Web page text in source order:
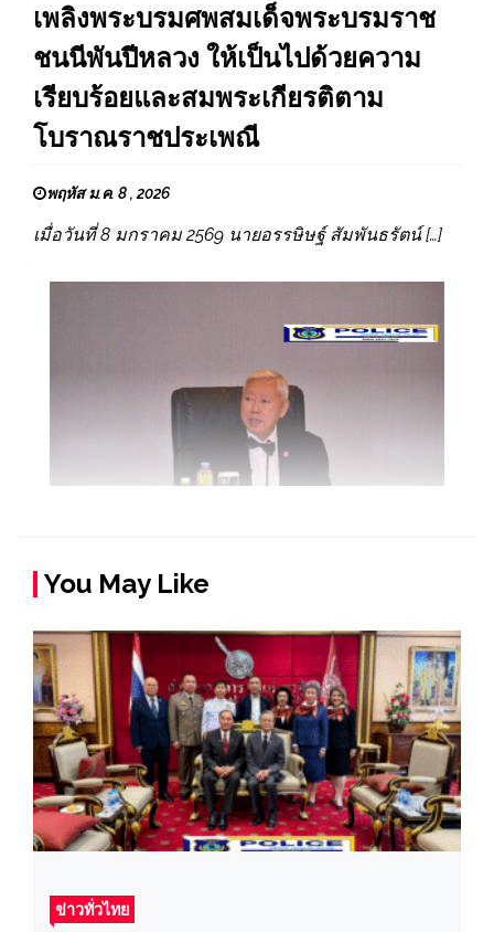
เพลิงพระบรมศพสมเด็จพระบรมราช
ชนนีพันปีหลวง ให้เป็นไปด้วยความ
เรียบร้อยและสมพระเกียรติตาม
โบราณราชประเพณี
พฤหัส ม.ค. 8 , 2026
เมื่อวันที่ 8 มกราคม 2569 นายอรรษิษฐ์ สัมพันธรัตน์ […]
You May Like
ข่าวทั่วไทย